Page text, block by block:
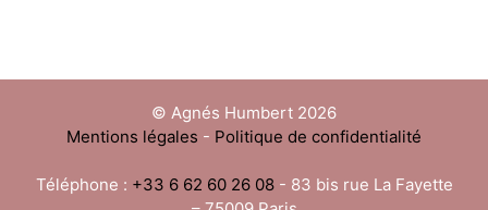
© Agnés Humbert 2026
Mentions légales - Politique de confidentialité
Téléphone : +33 6 62 60 26 08 - 83 bis rue La Fayette